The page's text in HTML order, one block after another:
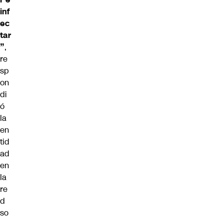
inf
ec
tar
”,
re
sp
on
di
ó
la
en
tid
ad
en
la
re
d
so